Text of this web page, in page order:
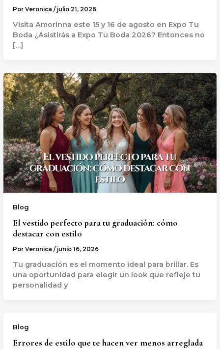
PorVeronica/ julio 21, 2026
Visita Amorinna este 15 y 16 de agosto en Expo Tu
Boda ¿Asistirás a Expo Tu Boda 2026? Entonces no
[…]
Blog
El vestido perfecto para tu graduación: cómo
destacar con estilo
PorVeronica/ junio 16, 2026
Tu graduación es el momento ideal para brillar. Es
una oportunidad para elegir un look que refleje tu
personalidad y
Blog
Errores de estilo que te hacen ver menos arreglada